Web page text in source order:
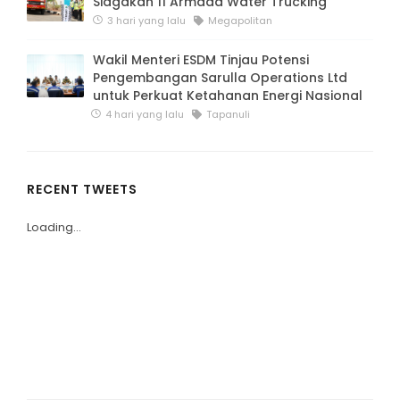
3 hari yang lalu Megapolitan
Wakil Menteri ESDM Tinjau Potensi
Pengembangan Sarulla Operations Ltd
untuk Perkuat Ketahanan Energi Nasional
4 hari yang lalu Tapanuli
RECENT TWEETS
Loading...